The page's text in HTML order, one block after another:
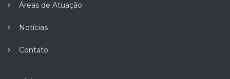
Áreas de Atuação
Notícias
Contato